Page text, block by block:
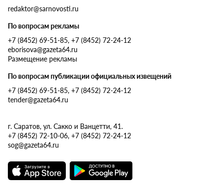
redaktor@sarnovosti.ru
По вопросам рекламы
+7 (8452) 69-51-85, +7 (8452) 72-24-12
eborisova@gazeta64.ru
Размещение рекламы
По вопросам публикации официальных извещений
+7 (8452) 69-51-85, +7 (8452) 72-24-12
tender@gazeta64.ru
г. Саратов, ул. Сакко и Ванцетти, 41.
+7 (8452) 72-10-06, +7 (8452) 72-24-12
sog@gazeta64.ru